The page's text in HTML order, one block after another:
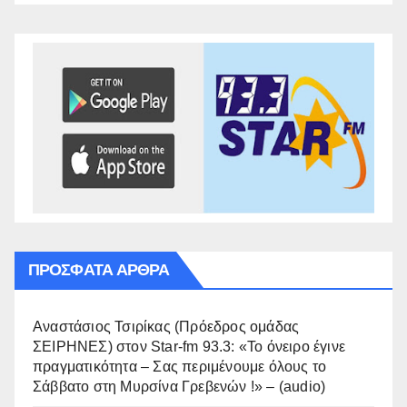
ΠΡΌΣΦΑΤΑ ΆΡΘΡΑ
Αναστάσιος Τσιρίκας (Πρόεδρος ομάδας
ΣΕΙΡΗΝΕΣ) στον Star-fm 93.3: «Το όνειρο έγινε
πραγματικότητα – Σας περιμένουμε όλους το
Σάββατο στη Μυρσίνα Γρεβενών !» – (audio)